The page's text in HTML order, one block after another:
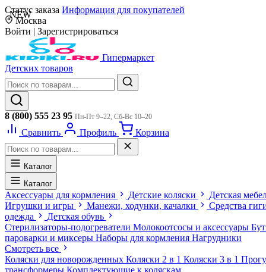
Статус заказа Информация для покупателей
Москва
Войти | Зарегистрироваться
Гипермаркет
Детских товаров
8 (800) 555 23 95 Пн-Пт 9–22, Сб-Вс 10–20
Сравнить Профиль Корзина
Каталог
Каталог
Аксессуары для кормления Детские коляски
Детская
Игрушки и игры
Манежи, ходунки, качалки
Средства
одежда
Детская обувь
Стерилизаторы-подогреватели Молокоотсосы и аксессуары
пароварки и миксеры Наборы для кормления Нагрудники
Смотреть все
Коляски для новорожденных Коляски 2 в 1 Коляски 3 в 1
трансформеры Комплектующие к коляскам
NEW